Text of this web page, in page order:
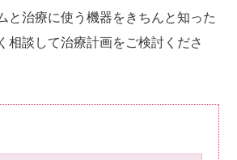
と治療に使う機器をきちんと知った
相談して治療計画をご検討くださ